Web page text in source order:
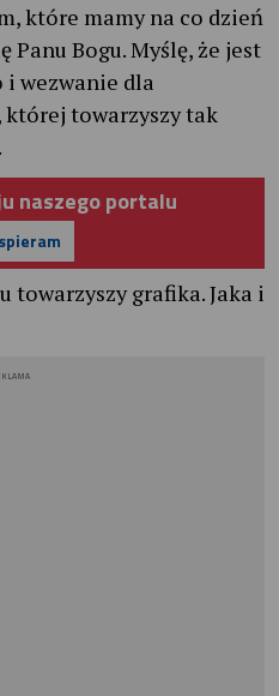
które mamy na co dzień
Panu Bogu. Myślę, że jest
i wezwanie dla
której towarzyszy tak
naszego portalu
towarzyszy grafika. Jaka i